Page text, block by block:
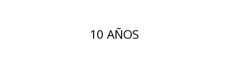
10 AÑOS